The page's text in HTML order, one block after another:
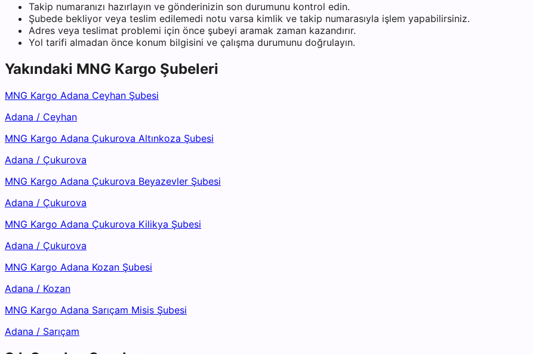
Takip numaranızı hazırlayın ve gönderinizin son durumunu kontrol edin.
Şubede bekliyor veya teslim edilemedi notu varsa kimlik ve takip numarasıyla işlem yapabilirsiniz.
Adres veya teslimat problemi için önce şubeyi aramak zaman kazandırır.
Yol tarifi almadan önce konum bilgisini ve çalışma durumunu doğrulayın.
Yakındaki MNG Kargo Şubeleri
MNG Kargo Adana Ceyhan Şubesi
Adana / Ceyhan
MNG Kargo Adana Çukurova Altınkoza Şubesi
Adana / Çukurova
MNG Kargo Adana Çukurova Beyazevler Şubesi
Adana / Çukurova
MNG Kargo Adana Çukurova Kilikya Şubesi
Adana / Çukurova
MNG Kargo Adana Kozan Şubesi
Adana / Kozan
MNG Kargo Adana Sarıçam Misis Şubesi
Adana / Sarıçam